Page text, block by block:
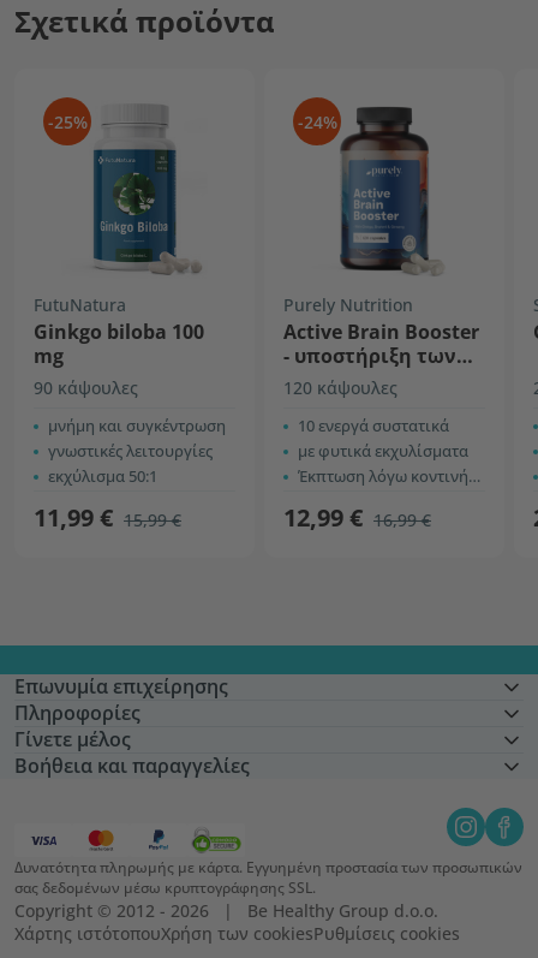
Σχετικά προϊόντα
-25%
FutuNatura
Ginkgo biloba 100
mg
90 κάψουλες
μνήμη και συγκέντρωση
γνωστικές λειτουργίες
εκχύλισμα 50:1
11,99 € 15,99 €
-24%
Purely Nutrition
Active Brain Booster
- υποστήριξη των
γνωσιακών
λειτουργιών
120 κάψουλες
10 ενεργά συστατικά
με φυτικά εκχυλίσματα
Έκπτωση λόγω κοντινής ημερομηνίας λήξης
12,99 € 16,99 €
Επωνυμία επιχείρησης
Πληροφορίες
Γίνετε μέλος
Βοήθεια και παραγγελίες
Δυνατότητα πληρωμής με κάρτα. Εγγυημένη προστασία των προσωπικών
σας δεδομένων μέσω κρυπτογράφησης SSL.
Copyright © 2012 - 2026   |   Be Healthy Group d.o.o.
Χάρτης ιστότοπουΧρήση των cookiesΡυθμίσεις cookies